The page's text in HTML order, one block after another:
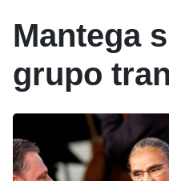
Mantega
grupo